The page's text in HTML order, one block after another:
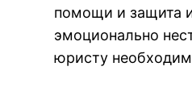
помощи и защита
эмоционально
юристу